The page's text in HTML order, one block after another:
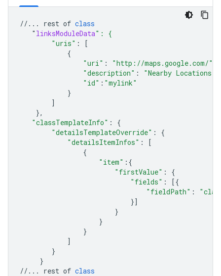
//... rest of class
" linksModuleData": {
"uris" :
[
{
"uri" : "http://maps.google.com/"
"description" : "Nearby Locations"
"id" : "mylink"
}
]
},
"classTemplateInfo" :
{
"detailsTemplateOverride" :
{
"detailsItemInfos" :
[
{
"item" :{
"firstValue" :
{
"fields" :
[{
"fieldPath" :
}]
}
}
}
]
}
}
//...
rest of class